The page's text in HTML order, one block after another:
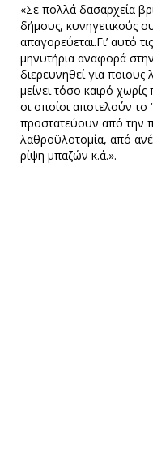
«Σε πολλά δασαρχεία
δήµους, κυνηγετικούς
απαγορεύεται.Γι’ αυτό
µηνυτήρια αναφορά
διερευνηθεί για ποιους
µείνει τόσο καιρό
οι οποίοι αποτελούν το
προστατεύουν από την
λαθροϋλοτοµία, από
ρίψη µπαζών κ.ά.».